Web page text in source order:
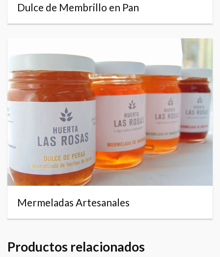
Dulce de Membrillo en Pan
Mermeladas Artesanales
Productos relacionados